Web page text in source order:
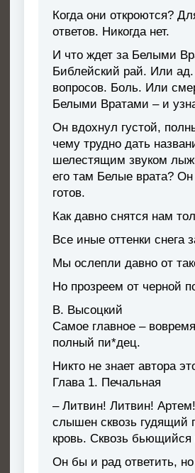
Когда они откроются?
ответов. Никогда нет.
И что ждет за Белыми
Библейский рай. Или
вопросов. Боль. Или
Белыми Вратами – и
Он вдохнул густой,
чему трудно дать
шелестящим звуком
его там Белые врата?
готов.
Как давно снятся нам
Все иные оттенки снега
Мы ослепли давно от
Но прозреем от черной
В. Высоцкий
Самое главное –
полный пи*дец.
Никто не знает автора
Глава 1. Печальная
– Литвин! Литвин!
слышен сквозь гудящий
кровь. Сквозь бьющийся
Он бы и рад ответить,